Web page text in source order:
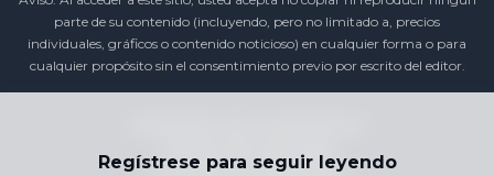
Regístrese para seguir leyendo
parte de su contenido (incluyendo, pero no limitado a, precios
individuales, gráficos o contenido noticioso) en cualquier forma o para
cualquier propósito sin el consentimiento previo por escrito del editor.
Política de privacidad